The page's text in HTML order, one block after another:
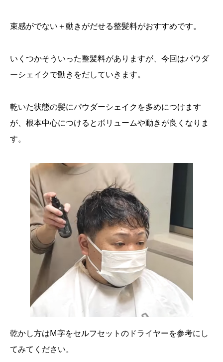
束感がでない＋動きがだせる整髪料がおすすめです。
いくつかそういった整髪料がありますが、今回はパウダ
ーシェイクで動きをだしていきます。
乾いた状態の髪にパウダーシェイクを多めにつけます
が、根本中心につけるとボリュームや動きが良くなりま
す。
乾かし方はM字をセルフセットのドライヤーを参考にし
てみてください。